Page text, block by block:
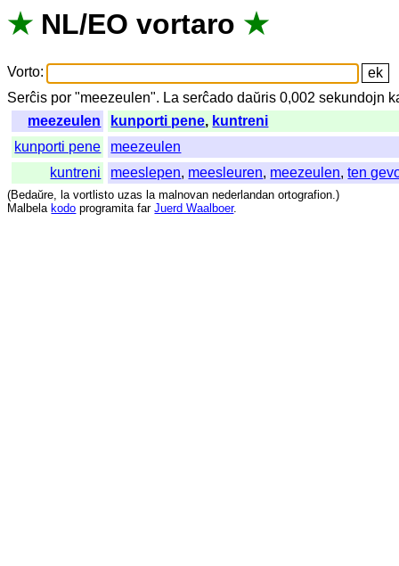
★ NL/EO vortaro ★
Vorto:
Serĉis por "meezeulen". La serĉado daŭris 0,002sekundojn
meezeulen
kunporti pene, kuntreni
kunporti pene
meezeulen
kuntreni
meeslepen, meesleuren, meezeulen,ten
(Bedaŭre, la vortlisto uzas la malnovan nederlandan ortografion.)
Malbela kodo programita far Juerd Waalboer.